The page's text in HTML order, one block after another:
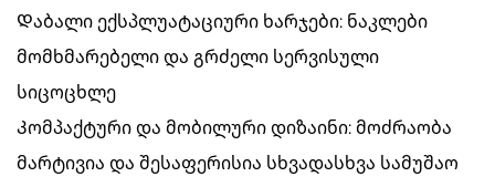
Დაბალი ექსპლუატაციური ხარჯები: ნაკლები
მომხმარებელი და გრძელი სერვისული
სიცოცხლე
Კომპაქტური და მობილური დიზაინი: მოძრაობა
მარტივია და შესაფერისია სხვადასხვა სამუშაო